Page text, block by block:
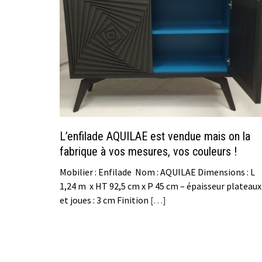
L’enfilade AQUILAE est vendue mais on la
fabrique à vos mesures, vos couleurs !
Mobilier : Enfilade Nom : AQUILAE Dimensions : L
1,24 m x HT 92,5 cm x P 45 cm – épaisseur plateaux
et joues : 3 cm Finition […]